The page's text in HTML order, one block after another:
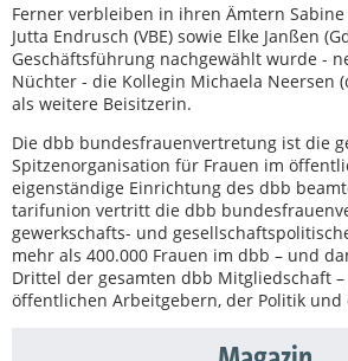
Ferner verbleiben in ihren Ämtern Sabine
Jutta Endrusch (VBE) sowie Elke Janßen
Geschäftsführung nachgewählt wurde -
Nüchter - die Kollegin Michaela Neersen
als weitere Beisitzerin.
Die dbb bundesfrauenvertretung ist die
Spitzenorganisation für Frauen im
eigenständige Einrichtung des dbb
tarifunion vertritt die dbb
gewerkschafts- und
mehr als 400.000 Frauen im dbb – und
Drittel der gesamten dbb Mitgliedschaft
öffentlichen Arbeitgebern, der Politik